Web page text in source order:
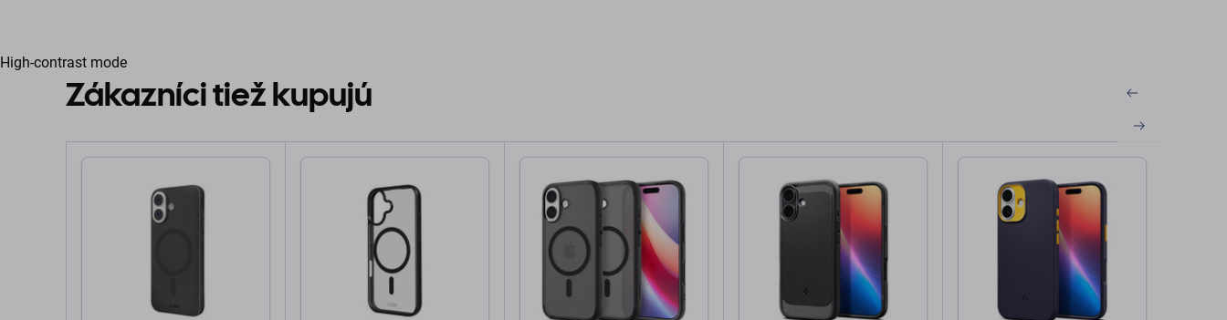
High-contrast mode
Zákazníci tiež kupujú